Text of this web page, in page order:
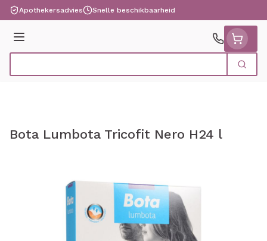
Ga naar de inhoud
Apothekersadvies Snelle beschikbaarheid
Menu
Zoek
Bota Lumbota Tricofit Nero H24 l